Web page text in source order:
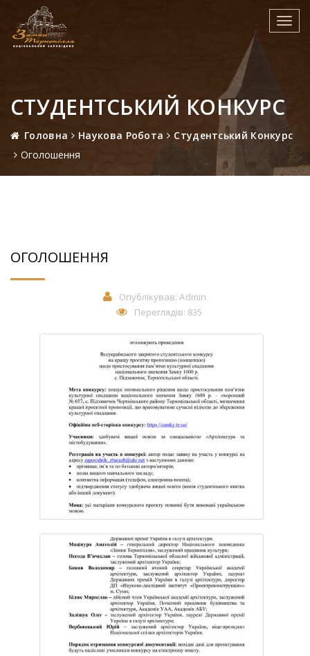
СТУДЕНТСЬКИЙ КОНКУРС
Головна Наукова Робота
Студентський Конкурс
Оголошення
ОГОЛОШЕННЯ
Опублікував:Admin
Переглядів: 835